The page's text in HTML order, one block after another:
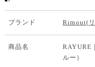
ブランド Rimout(
商品名
RAYURE
ルー）